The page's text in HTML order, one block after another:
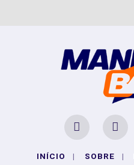
INÍCIO | SOBRE |